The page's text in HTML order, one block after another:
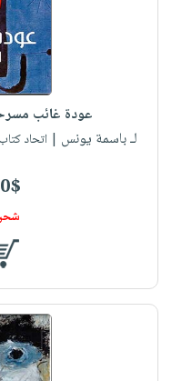
عودة غائب
لـ باسمة يونس | اتحاد